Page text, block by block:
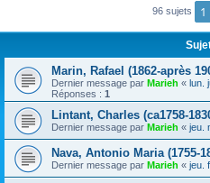
96 sujets 1
Marin, Rafael (1862-après
Dernier message par Marieh « lun.
Réponses : 1
Lintant, Charles (ca1758-
Dernier message par Marieh « jeu.
Nava, Antonio Maria (1755-
Dernier message par Marieh « jeu.